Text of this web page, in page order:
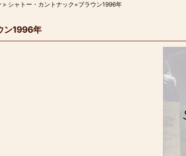
> シャトー・カントナック=ブラウン1996年
ン1996年